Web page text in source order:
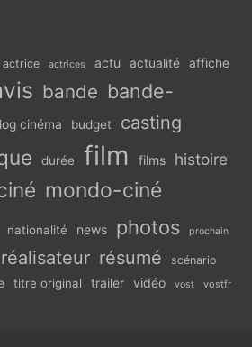
actrice actrices actu actualité affiche
bande bande-
cinéma budget casting
durée film films histoire
mondo-ciné
nationalité news photos prochain
réalisateur résumé scénario
titre original trailer vidéo vost vostfr